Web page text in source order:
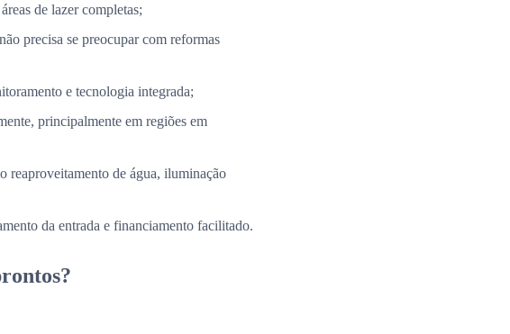
de lazer completas;
precisa se preocupar com reformas
e tecnologia integrada;
principalmente em regiões em
reaproveitamento de água, iluminação
da entrada e financiamento facilitado.